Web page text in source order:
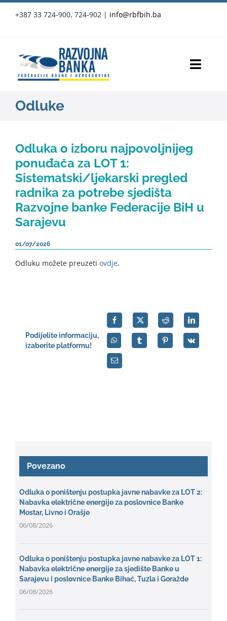
+387 33 724-900, 724-902 | info@rbfbih.ba
Službene objave
Vijesti
Press-clipping
Odluke
Odluka o izboru najpovoljnijeg
ponuđača za LOT 1:
Sistematski/ljekarski pregled
radnika za potrebe sjedišta
Razvojne banke Federacije BiH u
Sarajevu
01/07/2026
Odluku možete preuzeti ovdje.
Podijelite informaciju,
izaberite platformu!
Povezano
Odluka o poništenju postupka javne nabavke za LOT 2:
Nabavka električne energije za poslovnice Banke
Mostar, Livno i Orašje
06/08/2026
Odluka o poništenju postupka javne nabavke za LOT 1:
Nabavka električne energije za sjedište Banke u
Sarajevu i poslovnice Banke Bihać, Tuzla i Goražde
06/08/2026